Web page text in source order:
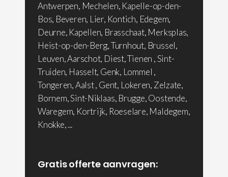
Antwerpen, Mechelen, Kapelle-op-den-
Bos, Beveren, Lier, Kontich, Edegem,
Deurne, Kapellen, Brasschaat, Merksplas,
Heist-op-den-Berg, Turnhout, Brussel,
Leuven, Aarschot, Diest, Tienen , Sint-
Truiden, Hasselt, Genk, Lommel ,
Tongeren, Aalst , Gent, Lokeren, Zelzate,
Bornem, Sint-Niklaas, Brugge, Oostende,
Waregem, Kortrijk, Roeselare, Maldegem,
Knokke, ...
Gratis offerte aanvragen: